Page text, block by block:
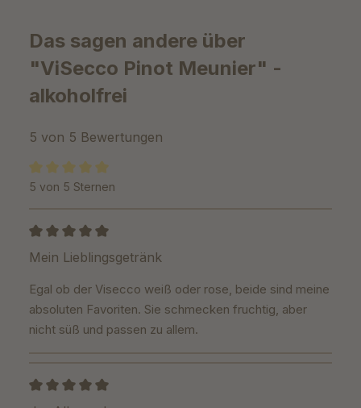
Das sagen andere über
"ViSecco Pinot Meunier" -
alkoholfrei
5 von 5 Bewertungen
Durchschnittliche Bewertung von 5 von 5 Sternen
5 von 5 Sternen
Bewertung mit 5 von 5 Sternen
Mein Lieblingsgetränk
Egal ob der Visecco weiß oder rose, beide sind meine
absoluten Favoriten. Sie schmecken fruchtig, aber
nicht süß und passen zu allem.